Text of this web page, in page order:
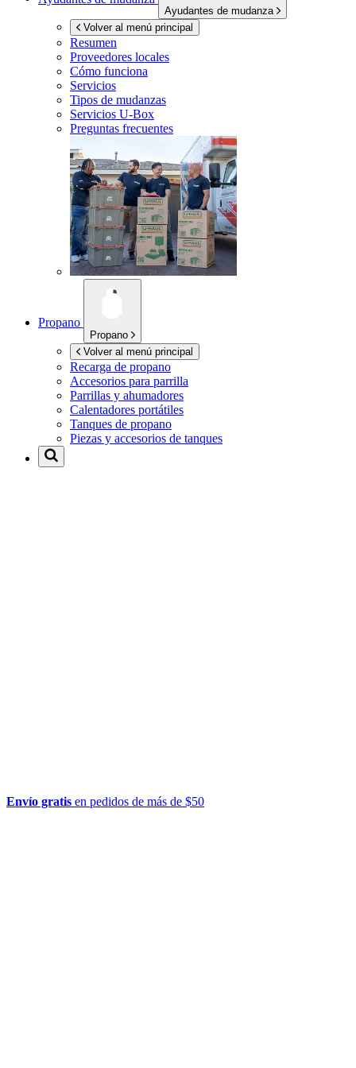
Ayudantes de mudanza
Volver al menú principal
Resumen
Proveedores locales
Cómo funciona
Servicios
Tipos de mudanzas
Servicios U-Box
Preguntas frecuentes
Propano
Propano
Volver al menú principal
Recarga de propano
Accesorios para parrilla
Parrillas y ahumadores
Calentadores portátiles
Tanques de propano
Piezas y accesorios de tanques
Envío gratis en pedidos de más de $50